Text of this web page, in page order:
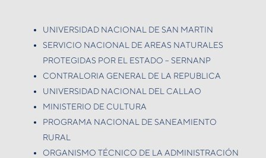
UNIVERSIDAD NACIONAL DE SAN MARTIN
SERVICIO NACIONAL DE AREAS NATURALES
PROTEGIDAS POR EL ESTADO – SERNANP
CONTRALORIA GENERAL DE LA REPUBLICA
UNIVERSIDAD NACIONAL DEL CALLAO
MINISTERIO DE CULTURA
PROGRAMA NACIONAL DE SANEAMIENTO
RURAL
ORGANISMO TÉCNICO DE LA ADMINISTRACIÓN